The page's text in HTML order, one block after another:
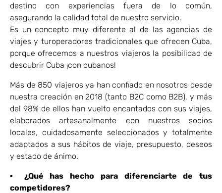
destino con experiencias fuera de lo común,
asegurando la calidad total de nuestro servicio.
Es un concepto muy diferente al de las agencias de
viajes y turoperadores tradicionales que ofrecen Cuba,
porque ofrecemos a nuestros viajeros la posibilidad de
descubrir Cuba ¡con cubanos!
Más de 850 viajeros ya han confiado en nosotros desde
nuestra creación en 2018 (tanto B2C como B2B), y más
del 98% de ellos han vuelto encantados con sus viajes,
elaborados artesanalmente con nuestros socios
locales, cuidadosamente seleccionados y totalmente
adaptados a sus hábitos de viaje, presupuesto, deseos
y estado de ánimo.
▪ ¿Qué has hecho para diferenciarte de tus
competidores?